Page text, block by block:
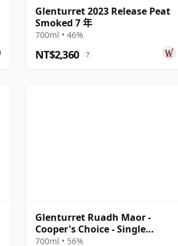
Glenturret 2023 Release Peat
Smoked 7 年
700ml • 46%
NT$2,360 ?
Glenturret Ruadh Maor -
Cooper's Choice - Single
Bourbon Cask 2010 10 年
700ml • 56%